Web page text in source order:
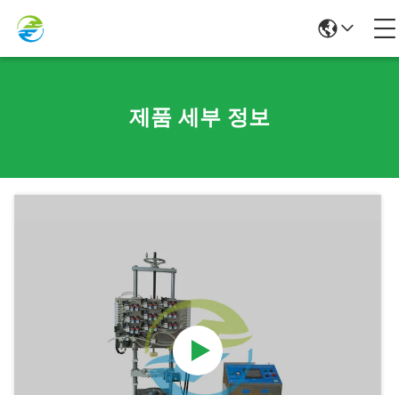
제품 세부 정보